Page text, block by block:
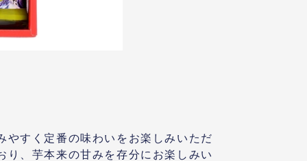
やすく定番の味わいをお楽しみいただ
、芋本来の甘みを存分にお楽しみい